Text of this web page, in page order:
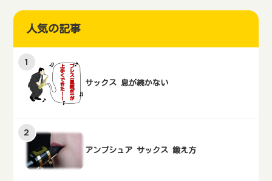
人気の記事
サックス 息が続かない
アンブシュア サックス 鍛え方